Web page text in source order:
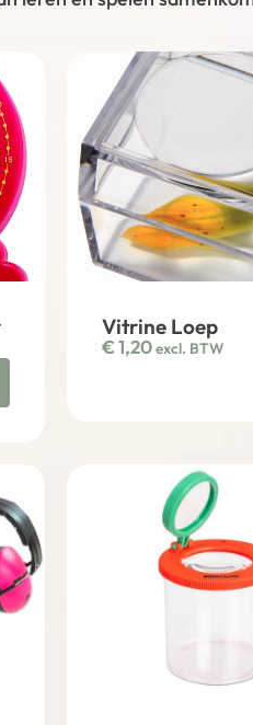
Vitrine Loep
€1,20excl. BTW